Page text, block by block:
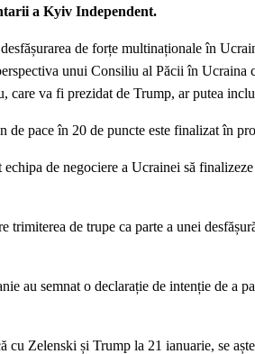
a Kyiv Independent.
de forțe multinaționale în
unui Consiliu al Păcii în Ucraina
care va fi prezidat de Trump, ar putea
de pace în 20 de puncte este finalizat în
de negociere a Ucrainei să
trimiterea de trupe ca parte a unei
au semnat o declarație de intenție de a
cu Zelenski și Trump la 21 ianuarie, se